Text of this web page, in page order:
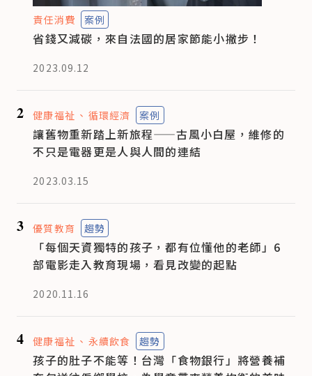
責任消費 案例
省錢又減碳，來自法國的居家節能小撇步！
2023.09.12
2 健康福祉 循環經濟 案例
讓舊物重新踏上新旅程——古風小白屋，維修的
不只是電器更是人與人間的連結
2023.03.15
3 優質教育 趨勢
「每個天資獨特的孩子，都有位懂他的老師」6
部電影走入教育現場，看見改變的起點
2020.11.16
4 健康福祉 永續飲食 趨勢
孩子的肚子不能等！台灣「食物銀行」將營養補